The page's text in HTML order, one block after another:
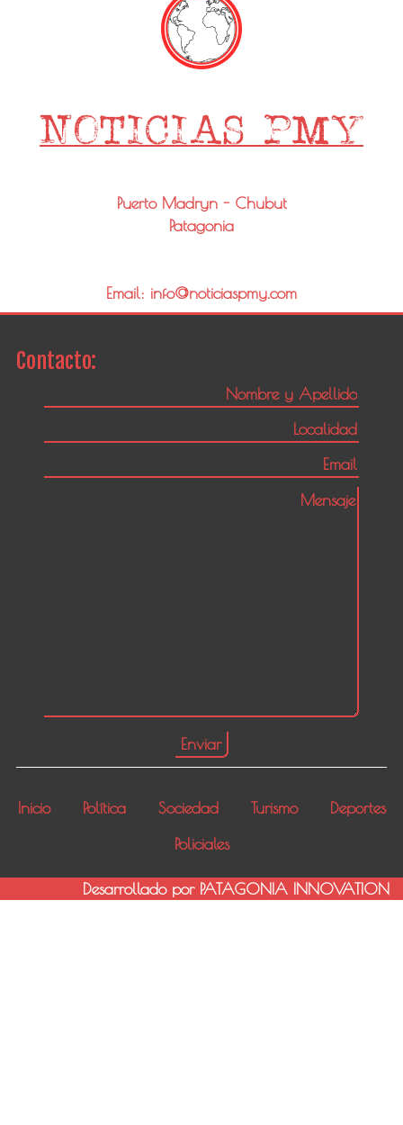
Puerto Madryn - Chubut
Patagonia
Email: info@noticiaspmy.com
Contacto:
Inicio Política Sociedad Turismo
Deportes
Policiales
Desarrollado por PATAGONIA INNOVATION